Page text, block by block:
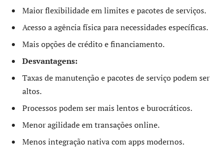
Maior flexibilidade em limites e pacotes de serviços.
Acesso a agência física para necessidades específicas.
Mais opções de crédito e financiamento.
Desvantagens:
Taxas de manutenção e pacotes de serviço podem ser
altos.
Processos podem ser mais lentos e burocráticos.
Menor agilidade em transações online.
Menos integração nativa com apps modernos.